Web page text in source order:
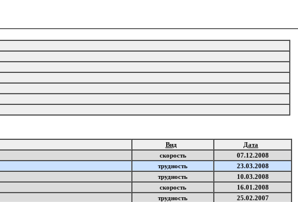
Вид
Дата
скорость
07.12.2008
трудность
23.03.2008
трудность
10.03.2008
скорость
16.01.2008
трудность
25.02.2007